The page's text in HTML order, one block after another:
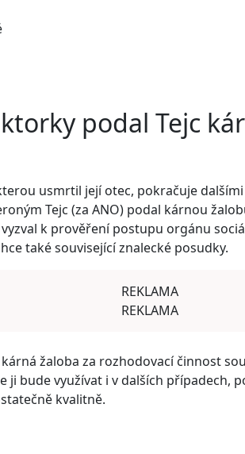
podal Tejc
usmrtil její otec, pokračuje
Tejc (za ANO) podal kárnou
k prověření postupu orgánu
také související znalecké posudky.
REKLAMA
REKLAMA
žaloba za rozhodovací činnost
ji bude využívat i v dalších případech,
kvalitně.